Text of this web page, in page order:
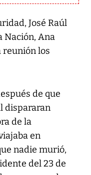
José Raúl
Nación, Ana
reunión los
de que
dispararan
de la
en
nadie murió,
del 23 de